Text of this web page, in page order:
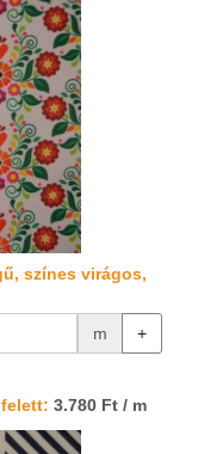
színes virágos,
m +
felett: 3.780 Ft / m